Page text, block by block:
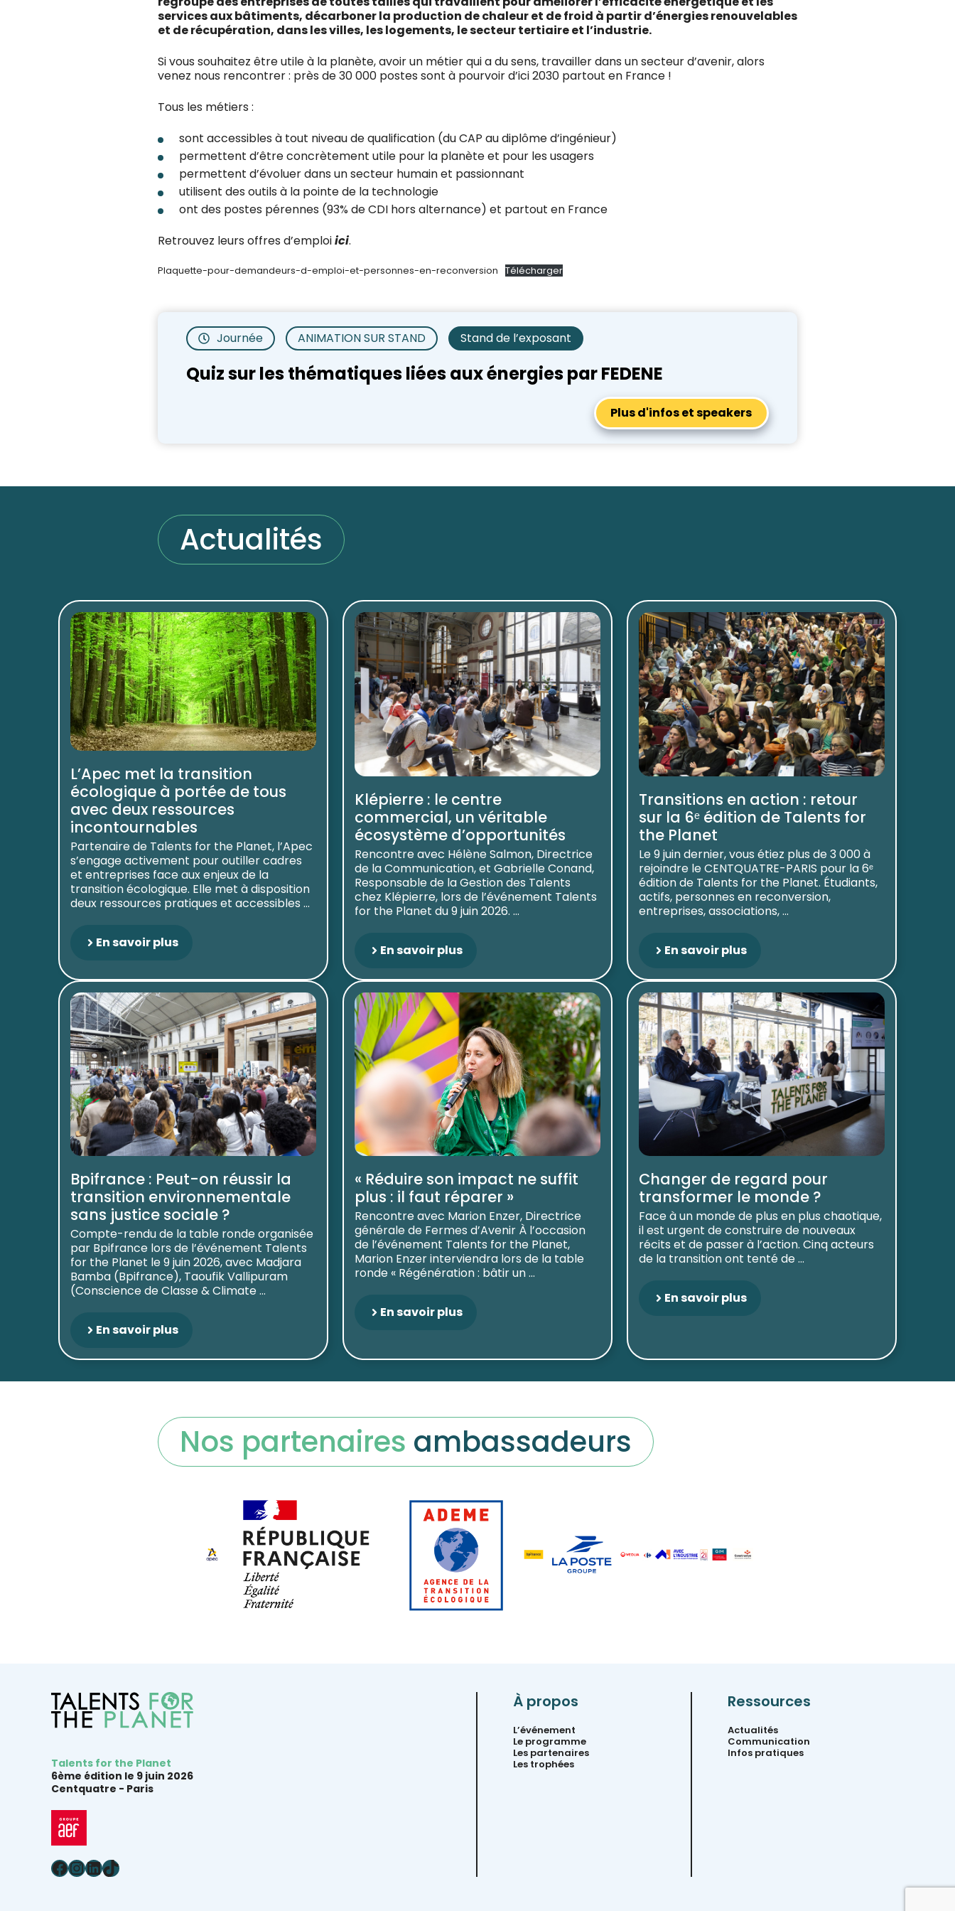
services aux bâtiments, décarboner la production de chaleur et de froid à partir d’énergies renouvelables
et de récupération, dans les villes, les logements, le secteur tertiaire et l’industrie.
Si vous souhaitez être utile à la planète, avoir un métier qui a du sens, travailler dans un secteur d’avenir, alors
venez nous rencontrer : près de 30 000 postes sont à pourvoir d’ici 2030 partout en France !
Tous les métiers :
sont accessibles à tout niveau de qualification (du CAP au diplôme d’ingénieur)
permettent d’être concrètement utile pour la planète et pour les usagers
permettent d’évoluer dans un secteur humain et passionnant
utilisent des outils à la pointe de la technologie
ont des postes pérennes (93% de CDI hors alternance) et partout en France
Retrouvez leurs offres d’emploiici.
Plaquette-pour-demandeurs-d-emploi-et-personnes-en-reconversion Télécharger
Journée ANIMATION SUR STAND Stand de l’exposant
Quiz sur les thématiques liées aux énergies par FEDENE
Plus d'infos et speakers
Actualités
L’Apec met la transition
écologique à portée de tous
avec deux ressources
incontournables
Partenaire de Talents for the Planet, l’Apec
s’engage activement pour outiller cadres
et entreprises face aux enjeux de la
transition écologique. Elle met à disposition
deux ressources pratiques et accessibles ...
En savoir plus
Klépierre : le centre
commercial, un véritable
écosystème d’opportunités
Rencontre avec Hélène Salmon, Directrice
de la Communication, et Gabrielle Conand,
Responsable de la Gestion des Talents
chez Klépierre, lors de l’événement Talents
for the Planet du 9 juin 2026. ...
En savoir plus
Transitions en action : retour
sur la 6ᵉ édition de Talents for
the Planet
Le 9 juin dernier, vous étiez plus de 3 000 à
rejoindre le CENTQUATRE-PARIS pour la 6ᵉ
édition de Talents for the Planet. Étudiants,
actifs, personnes en reconversion,
entreprises, associations, ...
En savoir plus
Bpifrance : Peut-on réussir la
transition environnementale
sans justice sociale ?
Compte-rendu de la table ronde organisée
par Bpifrance lors de l’événement Talents
for the Planet le 9 juin 2026, avec Madjara
Bamba (Bpifrance), Taoufik Vallipuram
(Conscience de Classe & Climate ...
En savoir plus
« Réduire son impact ne suffit
plus : il faut réparer »
Rencontre avec Marion Enzer, Directrice
générale de Fermes d’Avenir À l’occasion
de l’événement Talents for the Planet,
Marion Enzer interviendra lors de la table
ronde « Régénération : bâtir un ...
En savoir plus
Changer de regard pour
transformer le monde ?
Face à un monde de plus en plus chaotique,
il est urgent de construire de nouveaux
récits et de passer à l’action. Cinq acteurs
de la transition ont tenté de ...
En savoir plus
Nos partenaires ambassadeurs
Talents for the Planet
6ème édition le 9 juin 2026
Centquatre - Paris
Facebook
Instagram
LinkedIn
TikTok
À propos
L’événement
Le programme
Les partenaires
Les trophées
Ressources
Actualités
Communication
Infos pratiques